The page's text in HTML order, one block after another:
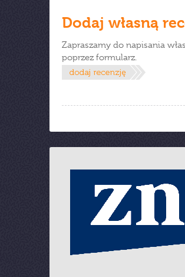
Dodaj własną
Zapraszamy do napisania
poprzez formularz.